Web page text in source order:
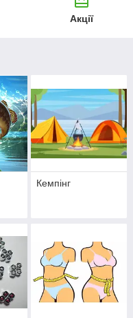
Акції
Кемпінг